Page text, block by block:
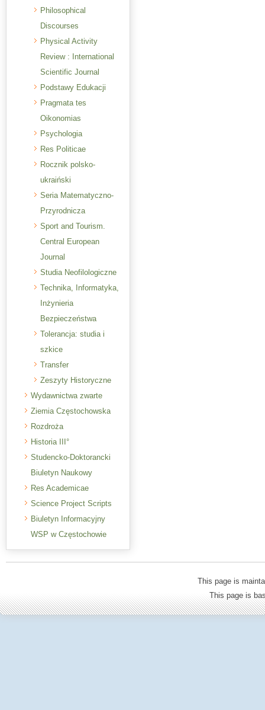
Philosophical
Discourses
Physical Activity
Review : International
Scientific Journal
Podstawy Edukacji
Pragmata tes
Oikonomias
Psychologia
Res Politicae
Rocznik polsko-
ukraiński
Seria Matematyczno-
Przyrodnicza
Sport and Tourism.
Central European
Journal
Studia Neofilologiczne
Technika, Informatyka,
Inżynieria
Bezpieczeństwa
Tolerancja: studia i
szkice
Transfer
Zeszyty Historyczne
Wydawnictwa zwarte
Ziemia Częstochowska
Rozdroża
Historia III°
Studencko-Doktorancki
Biuletyn Naukowy
Res Academicae
Science Project Scripts
Biuletyn Informacyjny
WSP w Częstochowie
This page is
This page is